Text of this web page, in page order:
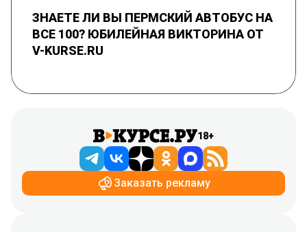
ЗНАЕТЕ ЛИ ВЫ ПЕРМСКИЙ АВТОБУС НА
ВСЕ 100? ЮБИЛЕЙНАЯ ВИКТОРИНА ОТ
V-KURSE.RU
18+
Заказать рекламу